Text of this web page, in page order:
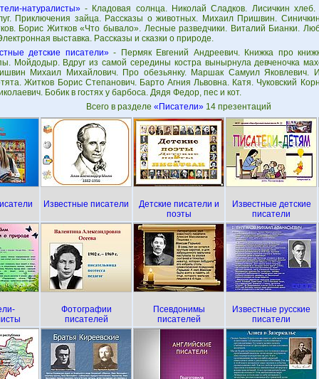
натуралисты»- Кладовая солнца. Николай Сладков. Лисичкин
Приключения зайца. Рассказы о животных. Михаил Пришвин.
Борис Житков «Что бывало». Лесные разведчики. Виталий Бианки.
выставка. Рассказы и сказки о природе.
детские писатели»- Пермяк Евгений Андреевич. Книжка про
Мойдодыр. Вдруг из самой середины костра вынырнула девченочка
Михаил Михайлович. Про обезьянку. Маршак Самуил Яковлевич.
Житков Борис Степанович. Барто Агния Львовна. Катя. Чуковский
Бобик в гостях у барбоса. Дядя Федор, пес и кот.
Всего в разделе «Писатели» 14 презентаций
Известные писатели
Детские писатели и
поэты
Известные детские
писатели
Фотографии
писателей
Псевдонимы
писателей
Известные русские
писатели